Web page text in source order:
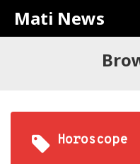
Mati News
Horoscope